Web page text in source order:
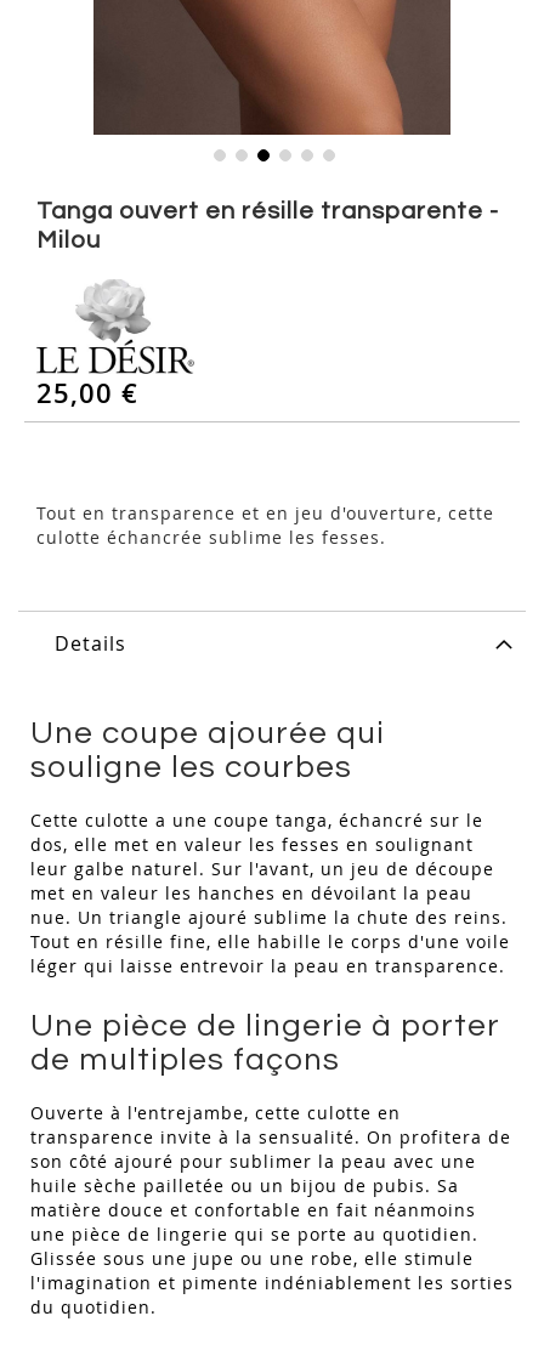
the
beginning
gallery
Tanga ouvert en résille transparente -
Milou
25,00 €
Tout en transparence et en jeu d'ouverture, cette
culotte échancrée sublime les fesses.
Details
Une coupe ajourée qui
souligne les courbes
Cette culotte a une coupe tanga, échancré sur le
dos, elle met en valeur les fesses en soulignant
leur galbe naturel. Sur l'avant, un jeu de découpe
met en valeur les hanches en dévoilant la peau
nue. Un triangle ajouré sublime la chute des reins.
Tout en résille fine, elle habille le corps d'une voile
léger qui laisse entrevoir la peau en transparence.
Une pièce de lingerie à porter
de multiples façons
Ouverte à l'entrejambe, cette culotte en
transparence invite à la sensualité. On profitera de
son côté ajouré pour sublimer la peau avec une
huile sèche pailletée ou un bijou de pubis. Sa
matière douce et confortable en fait néanmoins
une pièce de lingerie qui se porte au quotidien.
Glissée sous une jupe ou une robe, elle stimule
l'imagination et pimente indéniablement les sorties
du quotidien.